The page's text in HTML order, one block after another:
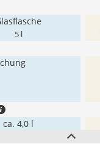
5 l
ca. 4,0 l